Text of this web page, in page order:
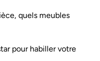
quels meubles
pour habiller votre